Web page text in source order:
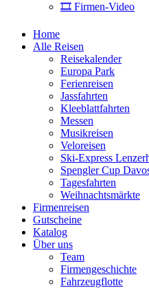
🎞 Firmen-Video
Home
Alle Reisen
Reisekalender
Europa Park
Ferienreisen
Jassfahrten
Kleeblattfahrten
Messen
Musikreisen
Veloreisen
Ski-Express
Spengler Cup
Tagesfahrten
Weihnachtsmärkte
Firmenreisen
Gutscheine
Katalog
Über uns
Team
Firmengeschichte
Fahrzeugflotte